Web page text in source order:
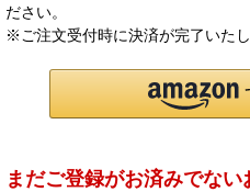
ださい。
※ご注文受付時に決済が完了いた
まだご登録がお済みでない